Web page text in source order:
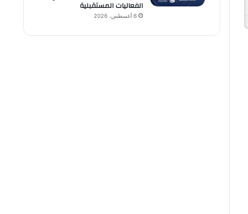
الفعاليات المستقبلية
6 أغسطس، 2026